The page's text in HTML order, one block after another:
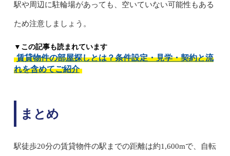
駅や周辺に駐輪場があっても、空いていない可能性もある
ため注意しましょう。
▼この記事も読まれています
賃貸物件の部屋探しとは？条件設定・見学・契約と流
れを含めてご紹介
まとめ
駅徒歩20分の賃貸物件の駅までの距離は約1,600mで、自転